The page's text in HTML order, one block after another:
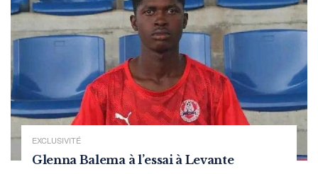
EXCLUSIVITÉ
Glenna Balema à l’essai à Levante